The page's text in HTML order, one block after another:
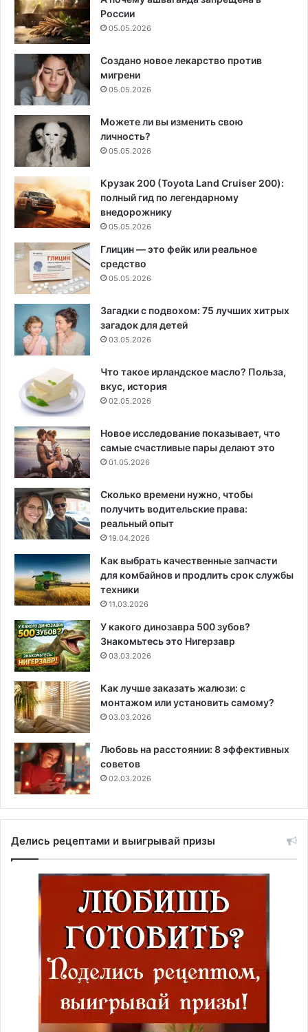
России
05.05.2026
Создано новое лекарство против
мигрени
05.05.2026
Можете ли вы изменить свою
личность?
05.05.2026
Крузак 200 (Toyota Land Cruiser 200):
полный гид по легендарному
внедорожнику
05.05.2026
Глицин — это фейк или реальное
средство
05.05.2026
Загадки с подвохом: 75 лучших хитрых
загадок для детей
03.05.2026
Что такое ирландское масло? Польза,
вкус, история
02.05.2026
Новое исследование показывает, что
самые счастливые пары делают это
01.05.2026
Сколько времени нужно, чтобы
получить водительские права:
реальный опыт
19.04.2026
Как выбрать качественные запчасти
для комбайнов и продлить срок службы
техники
11.03.2026
У какого динозавра 500 зубов?
Знакомьтесь это Нигерзавр
03.03.2026
Как лучше заказать жалюзи: с
монтажом или установить самому?
03.03.2026
Любовь на расстоянии: 8 эффективных
советов
02.03.2026
Делись рецептами и выигрывай призы